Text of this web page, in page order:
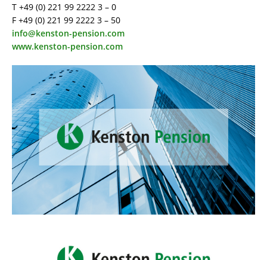
T +49 (0) 221 99 2222 3 – 0
F +49 (0) 221 99 2222 3 – 50
info@kenston-pension.com
www.kenston-pension.com